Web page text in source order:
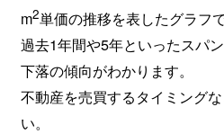
m2単価の推移を表したグラフで
過去1年間や5年といったスパ
下落の傾向がわかります。
不動産を売買するタイミング
い。